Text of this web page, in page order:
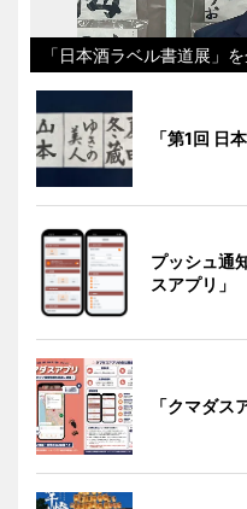
「日本酒ラベル書道展」
「第1回 日
プッシュ通
スアプリ」
「クマダス